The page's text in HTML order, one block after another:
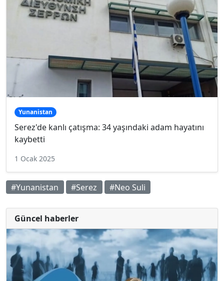
Yunanistan
Serez'de kanlı çatışma: 34 yaşındaki adam hayatını
kaybetti
1 Ocak 2025
#Yunanistan #Serez #Neo Suli
Güncel haberler